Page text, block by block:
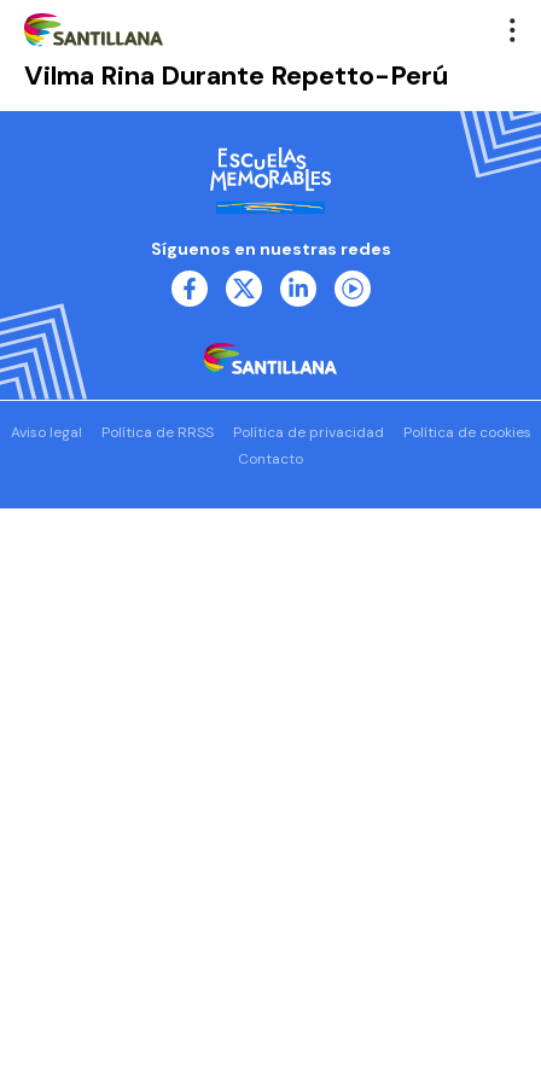
Vilma Rina Durante Repetto-Perú
Síguenos en nuestras redes
Aviso legal Política de RRSS Política de privacidad
Política de cookies
Contacto